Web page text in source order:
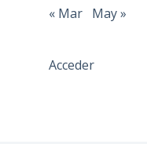
« Mar May »
Acceder